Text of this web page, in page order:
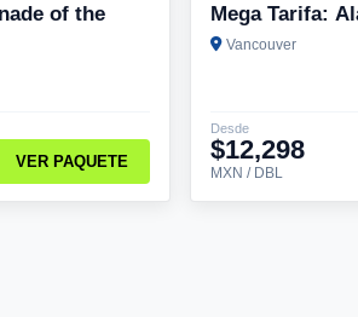
of the
VER PAQUETE
Mega Tarifa:
Vancouver
Desde
$12,298
MXN / DBL